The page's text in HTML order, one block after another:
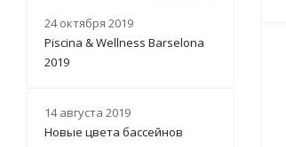
24 октября 2019
Piscina & Wellness Barselona
2019
14 августа 2019
Новые цвета бассейнов